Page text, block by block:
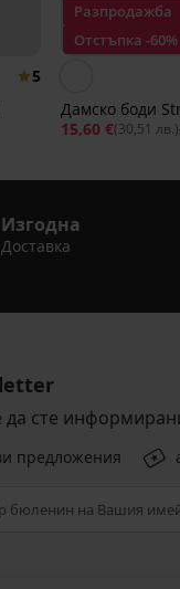
5
Разпродажба
Отстъпка -60%
Дамско боди
15,60 €(30,51 лв.)
Изгодна
Доставка
да сте
предложения